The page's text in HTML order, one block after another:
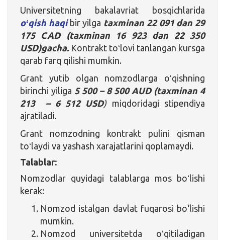
Universitetning bakalavriat bosqichlarida
oʻqish haqibir yilga taxminan 22 091 dan 29
175 CAD (taxminan 16 923 dan 22 350
USD)gacha. Kontrakt toʻlovi tanlangan kursga
qarab farq qilishi mumkin.
Grant yutib olgan nomzodlarga oʻqishning
birinchi yiliga 5 500 – 8 500 AUD (taxminan 4
213 – 6 512 USD) miqdoridagi stipendiya
ajratiladi.
Grant nomzodning kontrakt pulini qisman
toʻlaydi va yashash xarajatlarini qoplamaydi.
Talablar:
Nomzodlar quyidagi talablarga mos boʻlishi
kerak:
Nomzod istalgan davlat fuqarosi bo‘lishi
mumkin.
Nomzod universitetda oʻqitiladigan